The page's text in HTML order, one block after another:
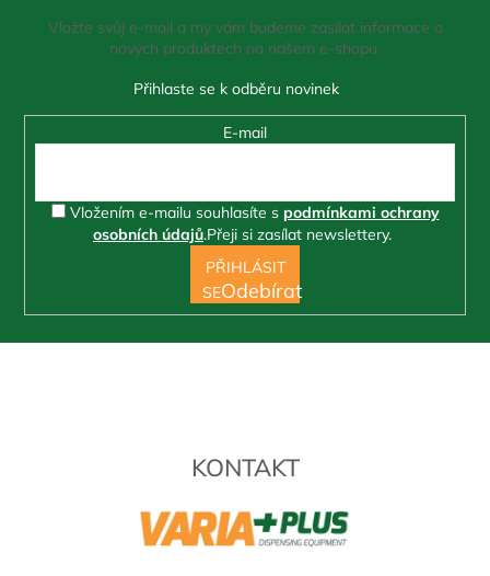
KONTAKT
Vložte svůj e-mail a my vám budeme zasílat informace o
nových produktech na našem e-shopu.
E-mail
Vložením e-mailu souhlasíte s podmínkami ochrany
osobních údajů.Přeji si zasílat newslettery.
PŘIHLÁSIT
SE